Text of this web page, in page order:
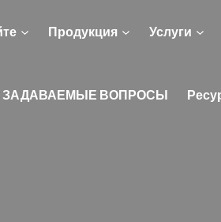
Продукция Услуги
ЗАДАВАЕМЫЕ ВОПРОСЫ